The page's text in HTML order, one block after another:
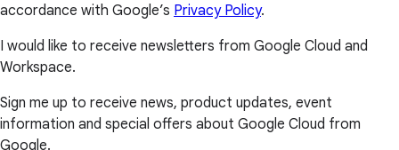
accordance with Google’s Privacy Policy.
I would like to receive newsletters from Google Cloud and
Workspace.
Sign me up to receive news, product updates, event
information and special offers about Google Cloud from
Google.